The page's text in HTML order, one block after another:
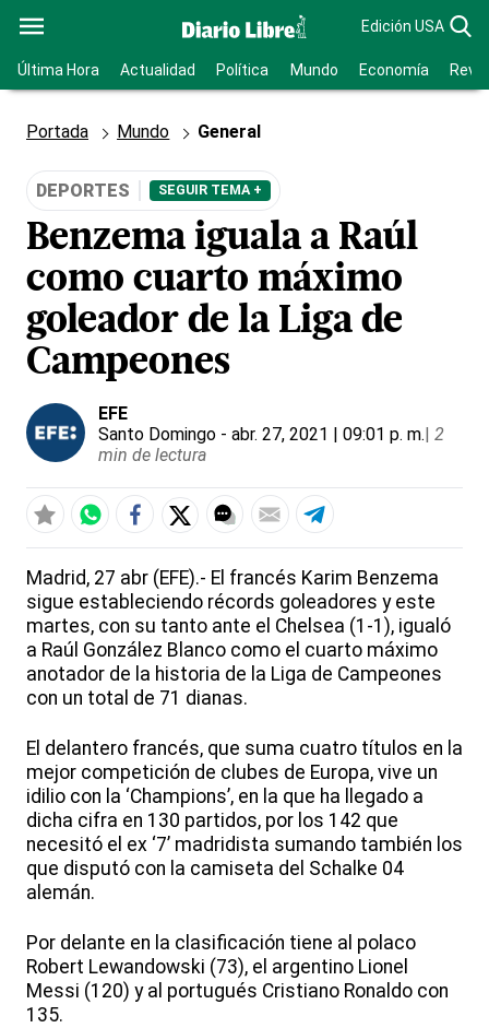
Edición USA
Última Hora Actualidad Política Mundo Economía
Portada Mundo General
DEPORTES SEGUIR TEMA +
Benzema iguala a Raúl
como cuarto máximo
goleador de la Liga de
Campeones
EFE
Santo Domingo - abr. 27, 2021 | 09:01 p. m.| 2
min de lectura
Madrid, 27 abr (EFE).- El francés Karim Benzema
sigue estableciendo récords goleadores y este
martes, con su tanto ante el Chelsea (1-1), igualó
a Raúl González Blanco como el cuarto máximo
anotador de la historia de la Liga de Campeones
con un total de 71 dianas.
El delantero francés, que suma cuatro títulos en la
mejor competición de clubes de Europa, vive un
idilio con la ‘Champions’, en la que ha llegado a
dicha cifra en 130 partidos, por los 142 que
necesitó el ex ‘7’ madridista sumando también los
que disputó con la camiseta del Schalke 04
alemán.
Por delante en la clasificación tiene al polaco
Robert Lewandowski (73), el argentino Lionel
Messi (120) y al portugués Cristiano Ronaldo con
135.